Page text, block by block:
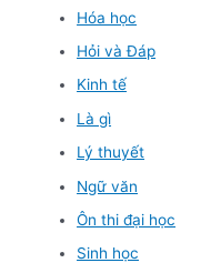
Hóa học
Hỏi và Đáp
Kinh tế
Là gì
Lý thuyết
Ngữ văn
Ôn thi đại học
Sinh học